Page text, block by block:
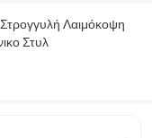
Λαιμόκοψη
Στυλ